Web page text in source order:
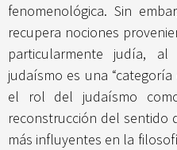
fenomenológica. Sin
recupera nociones
particularmente judía,
judaísmo es una
el rol del judaísmo
reconstrucción del sentido
más influyentes en la